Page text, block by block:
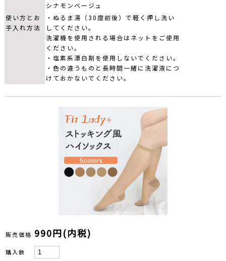
シナモンベージュ
使い方とお
手入れ方法
・ぬるま湯（30度前後）で軽く押し洗い
してください。
洗濯機を使用される場合はネットをご使用
ください。
・塩素系漂白剤を使用しないでください。
・色の違うものと長時間一緒に洗濯液につ
けておかないでください。
販売価格 990円(内税)
購入数